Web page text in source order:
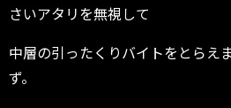
さいアタリを無視して
中層の引ったくりバイトをとらえ
ず。